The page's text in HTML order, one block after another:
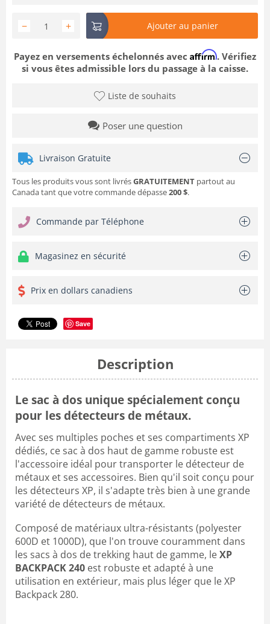
+
− Ajouter au panier
Payez en versements échelonnés avec Affirm. Vérifiez
si vous êtes admissible lors du passage à la caisse.
Liste de souhaits
Poser une question
Livraison Gratuite
Tous les produits vous sont livrésGRATUITEMENT partout au
Canada tant que votre commande dépasse200 $.
Commande par Téléphone
Magasinez en sécurité
Prix en dollars canadiens
Save
Description
Le sac à dos unique spécialement conçu
pour les détecteurs de métaux.
Avec ses multiples poches et ses compartiments XP
dédiés, ce sac à dos haut de gamme robuste est
l'accessoire idéal pour transporter le détecteur de
métaux et ses accessoires. Bien qu'il soit conçu pour
les détecteurs XP, il s'adapte très bien à une grande
variété de détecteurs de métaux.
Composé de matériaux ultra-résistants (polyester
600D et 1000D), que l'on trouve couramment dans
les sacs à dos de trekking haut de gamme, leXP
BACKPACK 240 est robuste et adapté à une
utilisation en extérieur, mais plus léger que le XP
Backpack 280.